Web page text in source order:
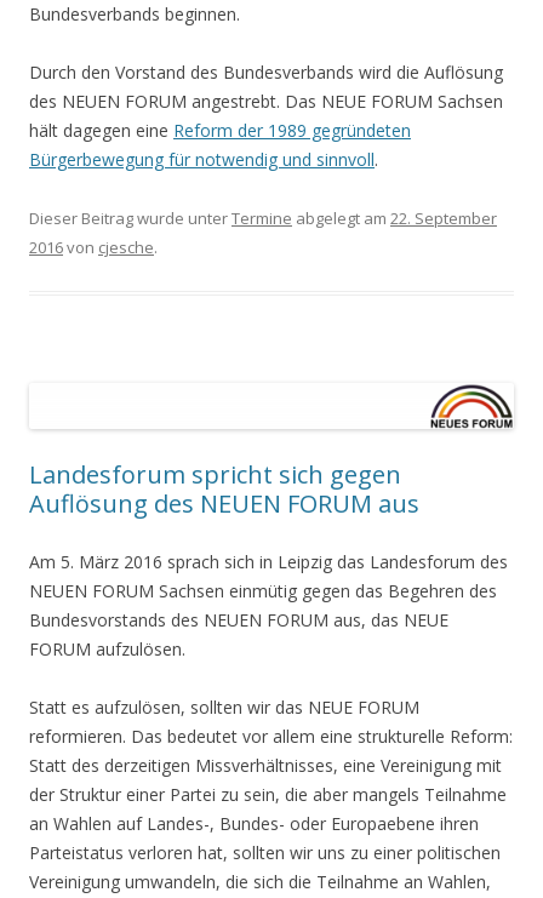
Bundesverbands beginnen.
Durch den Vorstand des Bundesverbands wird die Auflösung
des NEUEN FORUM angestrebt. Das NEUE FORUM Sachsen
hält dagegen eine Reform der 1989 gegründeten
Bürgerbewegung für notwendig und sinnvoll.
Dieser Beitrag wurde unterTermine abgelegt am 22. September
2016von cjesche.
Landesforum spricht sich gegen
Auflösung des NEUEN FORUM aus
Am 5. März 2016 sprach sich in Leipzig das Landesforum des
NEUEN FORUM Sachsen einmütig gegen das Begehren des
Bundesvorstands des NEUEN FORUM aus, das NEUE
FORUM aufzulösen.
Statt es aufzulösen, sollten wir das NEUE FORUM
reformieren. Das bedeutet vor allem eine strukturelle Reform:
Statt des derzeitigen Missverhältnisses, eine Vereinigung mit
der Struktur einer Partei zu sein, die aber mangels Teilnahme
an Wahlen auf Landes-, Bundes- oder Europaebene ihren
Parteistatus verloren hat, sollten wir uns zu einer politischen
Vereinigung umwandeln, die sich die Teilnahme an Wahlen,